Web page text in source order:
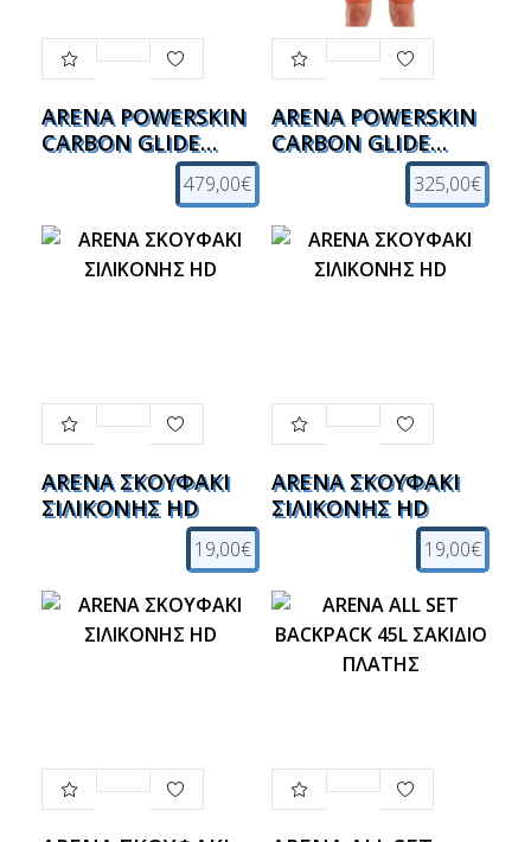
ARENA POWERSKIN
CARBON GLIDE
479,00€
ARENA POWERSKIN
CARBON GLIDE
325,00€
ARENA ΣΚΟΥΦΑΚΙ
ΣΙΛΙΚΟΝΗΣ HD
19,00€
ARENA ΣΚΟΥΦΑΚΙ
ΣΙΛΙΚΟΝΗΣ HD
19,00€